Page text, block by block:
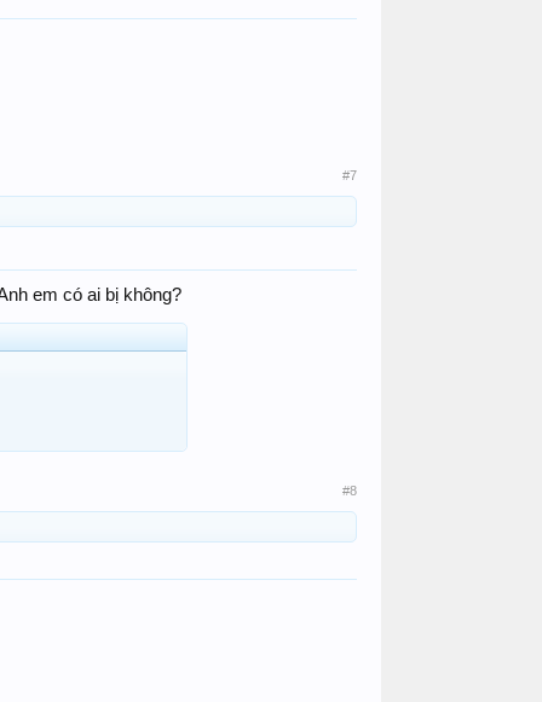
#7
em có ai bị không?
#8